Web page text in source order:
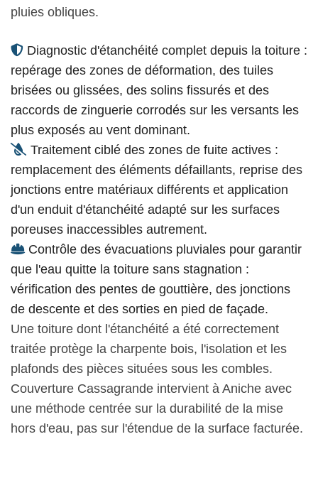
pluies obliques.
Diagnostic d'étanchéité complet depuis la toiture :
repérage des zones de déformation, des tuiles
brisées ou glissées, des solins fissurés et des
raccords de zinguerie corrodés sur les versants les
plus exposés au vent dominant.
Traitement ciblé des zones de fuite actives :
remplacement des éléments défaillants, reprise des
jonctions entre matériaux différents et application
d'un enduit d'étanchéité adapté sur les surfaces
poreuses inaccessibles autrement.
Contrôle des évacuations pluviales pour garantir
que l'eau quitte la toiture sans stagnation :
vérification des pentes de gouttière, des jonctions
de descente et des sorties en pied de façade.
Une toiture dont l'étanchéité a été correctement
traitée protège la charpente bois, l'isolation et les
plafonds des pièces situées sous les combles.
Couverture Cassagrande intervient à Aniche avec
une méthode centrée sur la durabilité de la mise
hors d'eau, pas sur l'étendue de la surface facturée.